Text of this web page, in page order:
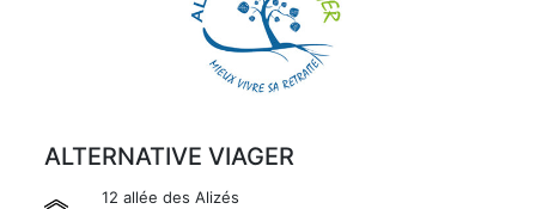
ALTERNATIVE VIAGER
12 allée des Alizés